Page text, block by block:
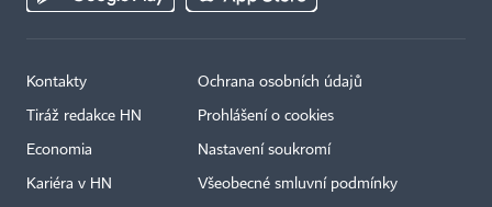
Kontakty
Tiráž redakce HN
Economia
Kariéra v HN
Ochrana osobních údajů
Prohlášení o cookies
Nastavení soukromí
Všeobecné smluvní podmínky